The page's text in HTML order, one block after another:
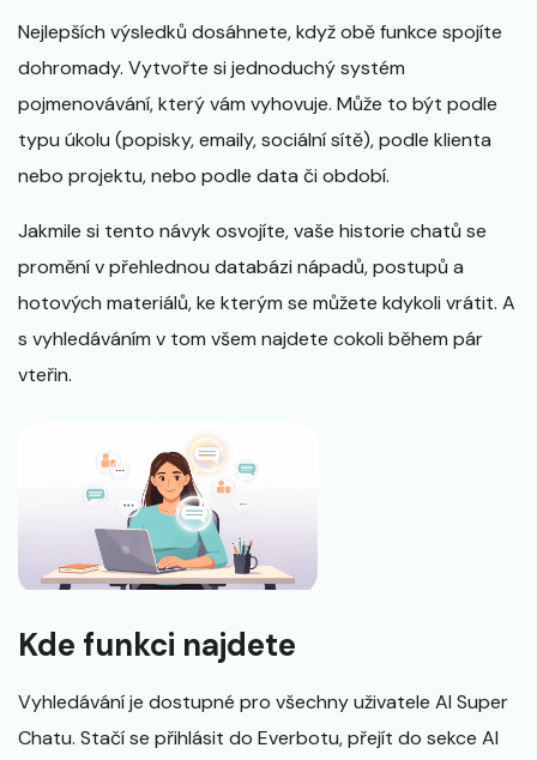
Nejlepších výsledků dosáhnete, když obě funkce spojíte
dohromady. Vytvořte si jednoduchý systém
pojmenovávání, který vám vyhovuje. Může to být podle
typu úkolu (popisky, emaily, sociální sítě), podle klienta
nebo projektu, nebo podle data či období.
Jakmile si tento návyk osvojíte, vaše historie chatů se
promění v přehlednou databázi nápadů, postupů a
hotových materiálů, ke kterým se můžete kdykoli vrátit. A
s vyhledáváním v tom všem najdete cokoli během pár
vteřin.
Kde funkci najdete
Vyhledávání je dostupné pro všechny uživatele AI Super
Chatu. Stačí se přihlásit do Everbotu, přejít do sekce AI